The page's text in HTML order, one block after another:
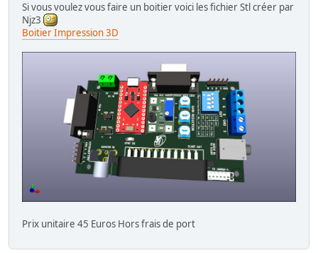
Si vous voulez vous faire un boitier voici les fichier Stl créer par
Njz3
Boitier Impression 3D
Prix unitaire 45 Euros Hors frais de port